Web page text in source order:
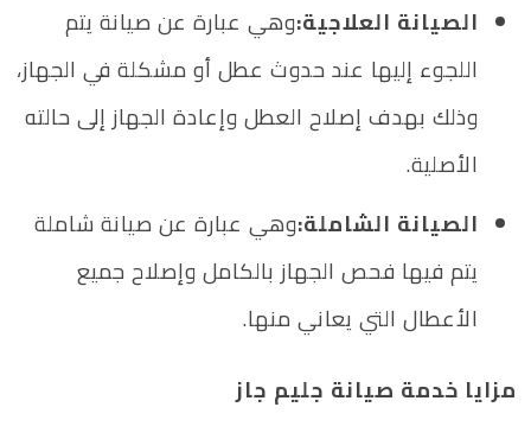
الصيانة العلاجية:وهي عبارة عن صيانة يتم
اللجوء إليها عند حدوث عطل أو مشكلة في الجهاز،
وذلك بهدف إصلاح العطل وإعادة الجهاز إلى حالته
الأصلية.
الصيانة الشاملة:وهي عبارة عن صيانة شاملة
يتم فيها فحص الجهاز بالكامل وإصلاح جميع
الأعطال التي يعاني منها.
مزايا خدمة صيانة جليم جاز